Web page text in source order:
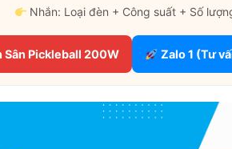
Nhắn: Loại đèn + Công suất + Số
Pickleball 200W Zalo 1 (Tư